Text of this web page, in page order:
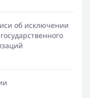
об исключении